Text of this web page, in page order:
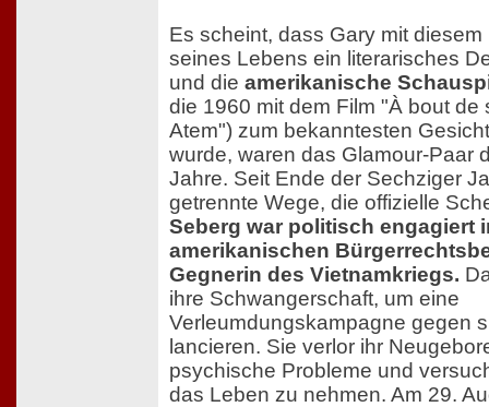
Es scheint, dass Gary mit
seines Lebens ein literarisches
und die amerikanische
die 1960 mit dem Film "À bout de
Atem") zum bekanntesten
wurde, waren das Glamour-Paar
Jahre. Seit Ende der Sechziger
getrennte Wege, die offizielle
Seberg war politisch engagiert
amerikanischen
Gegnerin des Vietnamkriegs.
ihre Schwangerschaft, um eine
Verleumdungskampagne gegen
lancieren. Sie verlor ihr
psychische Probleme und
das Leben zu nehmen. Am 29.